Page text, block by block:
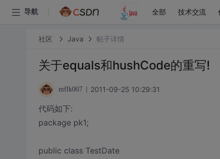
导航 全部 技术交流
社区 Java 帖子详情
关于equals和hushCode的重写!
mflk007 2011-09-25 10:29:31
代码如下:
package pk1;
public class TestDate